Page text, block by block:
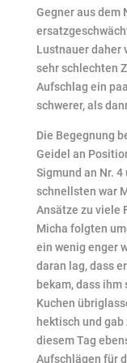
Gegner aus dem
Lustnauer daher
sehr schlechten
Aufschlag ein
schwerer, als
Die Begegnung
Geidel an
Sigmund an Nr.
schnellsten war
Ansätze zu viele
Micha folgten
ein wenig enger
daran lag, dass
bekam, dass
Kuchen
hektisch und gab
diesem Tag
Aufschlägen für